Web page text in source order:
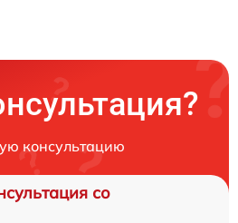
консультацию
со